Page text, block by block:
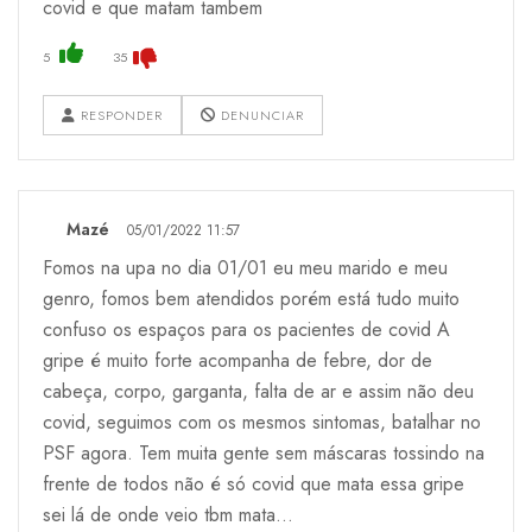
covid e que matam tambem
5 35
RESPONDER DENUNCIAR
Mazé 05/01/2022 11:57
Fomos na upa no dia 01/01 eu meu marido e meu
genro, fomos bem atendidos porém está tudo muito
confuso os espaços para os pacientes de covid A
gripe é muito forte acompanha de febre, dor de
cabeça, corpo, garganta, falta de ar e assim não deu
covid, seguimos com os mesmos sintomas, batalhar no
PSF agora. Tem muita gente sem máscaras tossindo na
frente de todos não é só covid que mata essa gripe
sei lá de onde veio tbm mata…